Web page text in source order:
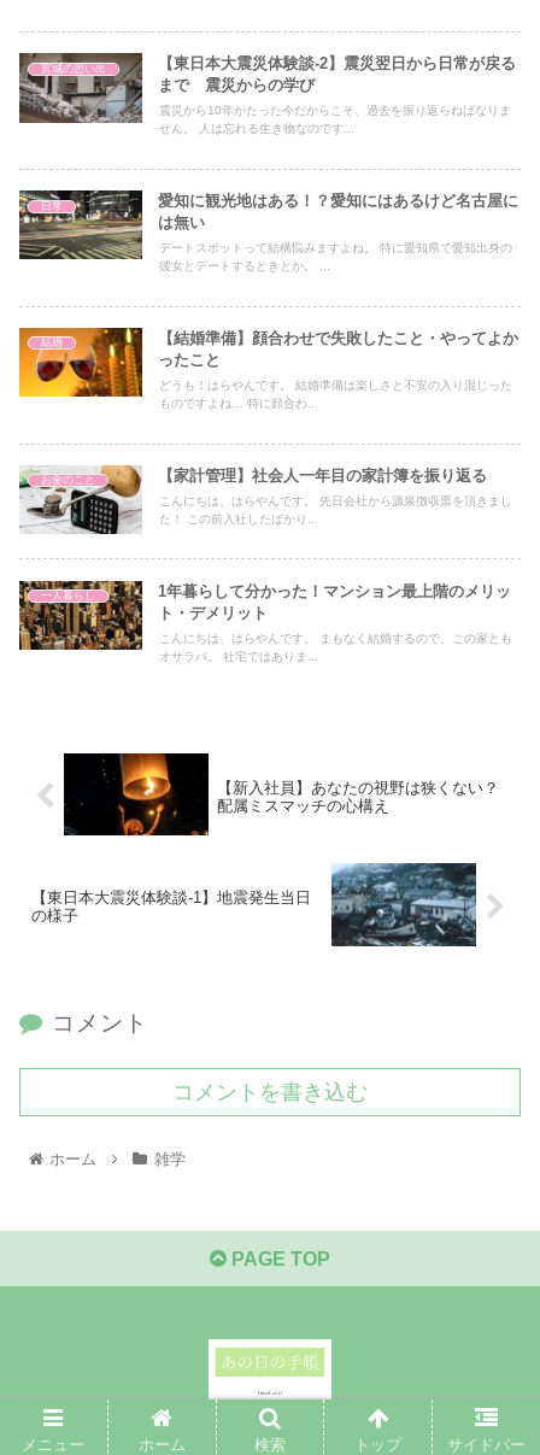
宮城の思い出
【東日本大震災体験談-2】震災翌日から日常が戻る
まで 震災からの学び
震災から10年がたった今だからこそ、過去を振り返らねばなりま
せん。 人は忘れる生き物なのです...
日常
愛知に観光地はある！？愛知にはあるけど名古屋に
は無い
デートスポットって結構悩みますよね。 特に愛知県で愛知出身の
彼女とデートするときとか。 ...
結婚
【結婚準備】顔合わせで失敗したこと・やってよか
ったこと
どうも！はらやんです。 結婚準備は楽しさと不安の入り混じった
ものですよね… 特に顔合わ...
お金のこと 【家計管理】社会人一年目の家計簿を振り返る
こんにちは、はらやんです。 先日会社から源泉徴収票を頂きまし
た！ この前入社したばかり...
一人暮らし
1年暮らして分かった！マンション最上階のメリッ
ト・デメリット
こんにちは、はらやんです。 まもなく結婚するので、この家とも
オサラバ。 社宅ではありま...
【新入社員】あなたの視野は狭くない？
配属ミスマッチの心構え
【東日本大震災体験談-1】地震発生当日
の様子
コメント
コメントを書き込む
ホーム 雑学
PAGE TOP
Copyright © 2021-2026 あの日の手帳 All Rights Reserved.
メニュー ホーム 検索 トップ サイドバー